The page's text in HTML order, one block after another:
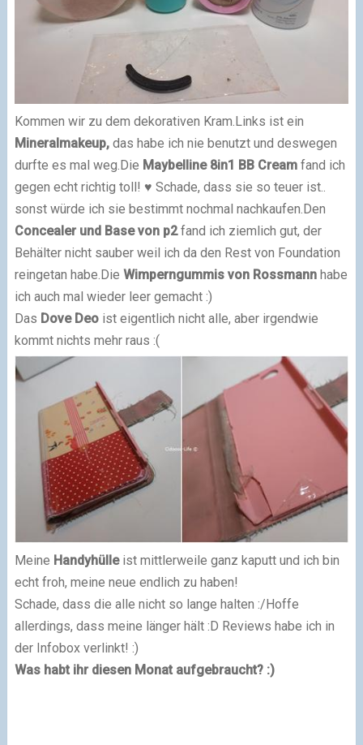
Kommen wir zu dem dekorativen Kram.Links ist ein
Mineralmakeup,das habe ich nie benutzt und deswegen
durfte es mal weg.Die Maybelline 8in1 BB Creamfand ich
gegen echt richtig toll! ♥ Schade, dass sie so teuer ist..
sonst würde ich sie bestimmt nochmal nachkaufen.Den
Concealer und Base von p2fand ich ziemlich gut, der
Behälter nicht sauber weil ich da den Rest von Foundation
reingetan habe.Die Wimperngummis von Rossmannhabe
ich auch mal wieder leer gemacht :)
Das Dove Deoist eigentlich nicht alle, aber irgendwie
kommt nichts mehr raus :(
Meine Handyhülleist mittlerweile ganz kaputt und ich bin
echt froh, meine neue endlich zu haben!
Schade, dass die alle nicht so lange halten :/ Hoffe
allerdings, dass meine länger hält :D Reviews habe ich in
der Infobox verlinkt! :)
Was habt ihr diesen Monat aufgebraucht? :)